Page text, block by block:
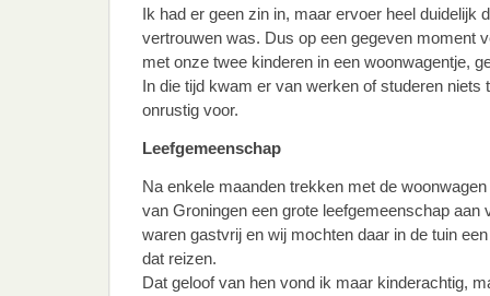
Ik had er geen zin in, maar ervoer heel duidelijk
vertrouwen was. Dus op een gegeven moment
met onze twee kinderen in een woonwagentje,
In die tijd kwam er van werken of studeren niets
onrustig voor.
Leefgemeenschap
Na enkele maanden trekken met de
van Groningen een grote leefgemeenschap aan
waren gastvrij en wij mochten daar in de tuin
dat reizen.
Dat geloof van hen vond ik maar kinderachtig,